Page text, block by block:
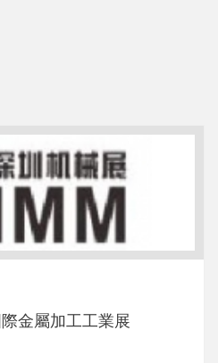
金屬加工工業展